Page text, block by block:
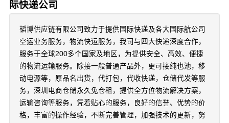
际快递公司
韬博供应链有限公司致力于提供国际快递及各大国际航公司
空运业务服务，物流快运服务，我司与四大快递深度合作，
服务于全球200多个国家及地区，为提供安全、高效、便捷
的物流运输服务。除接一般普通产品外，更可接纯也池，移
动电源等，原品名出货，代打包，代收快递，仓储代发等服
务，深圳电商仓储永久免仓租，提供全方位物流解决方案，
运输咨询等服务，凭着贴心的服务，良好的信誉、优势的价
格，丰富的操作经验，不断完善管理，加强技术的更新，努